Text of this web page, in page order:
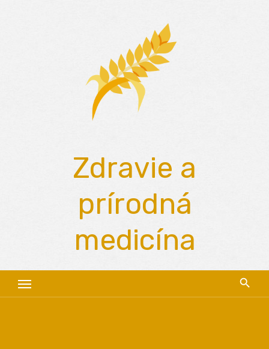
Zdravie a
prírodná
medicína